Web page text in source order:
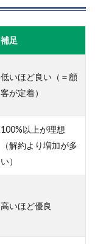
補足
低いほど良い（＝顧
客が定着）
100%以上が理想
（解約より増加が多
い）
高いほど優良